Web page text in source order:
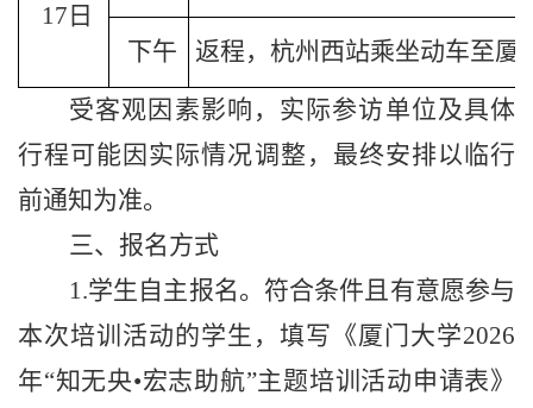
17 日
下午 返程，杭州西站乘坐动车至厦
受客观因素影响，实际参访单位及具体
行程可能因实际情况调整，最终安排以临行
前通知为准。
三、报名方式
1.学生自主报名。符合条件且有意愿参与
本次培训活动的学生，填写《厦门大学2026
年“知无央•宏志助航”主题培训活动申请表》